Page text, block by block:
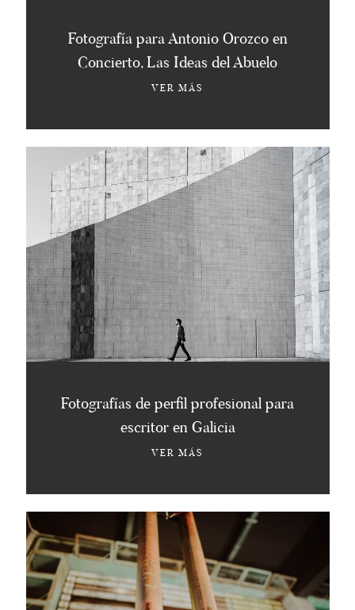
Fotografía para Antonio Orozco en
Concierto, Las Ideas del Abuelo
VER MÁS
Fotografías de perfil profesional para
escritor en Galicia
VER MÁS